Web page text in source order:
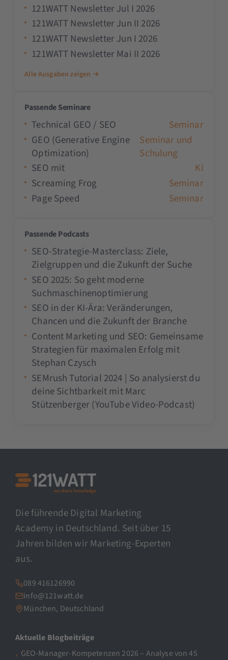
121WATT Newsletter Jul I 2026
121WATT Newsletter Jun II 2026
121WATT Newsletter Jun I 2026
121WATT Newsletter Mai II 2026
Alle Ausgaben zeigen →
Passende Seminare
Technical GEO / SEO
Seminar
GEO (Generative Engine
Optimization)
Seminar und
Schulung
SEO mit
KI
Screaming Frog
Seminar
Page Speed
Seminar
Passende Podcasts
SEO-Strategie-Masterclass: Ziele,
Zielgruppen und die Zukunft der Suche
SEO 2025: So geht moderne
Suchmaschinenoptimierung
SEO in der KI-Ära: Veränderungen,
Chancen und die Zukunft der Branche
Content Marketing und SEO: Gemeinsame
Strategien für maximalen Erfolg mit
Stephan Czysch
SEMrush Tutorial 2024 | So analysierst du
deine Sichtbarkeit mit Marc
Stützenberger (YouTube Video-Podcast)
Die führende Digital Marketing
Academy in Deutschland. Seit über 15
Jahren bilden wir Marketing-Experten
aus.
089 416126990
info@121watt.de
München, Deutschland
Aktuelle Blogbeiträge
GEO-Manager-Kompetenzen 2026 – Analyse von 45